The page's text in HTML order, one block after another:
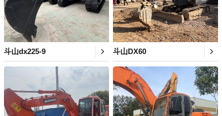
斗山dx225-9 斗山DX60